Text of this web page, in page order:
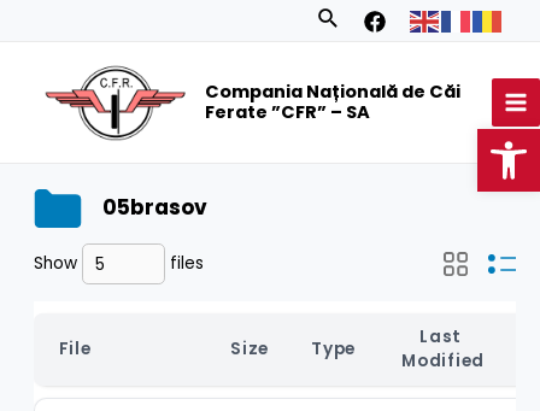
Search
Compania Națională de Căi
Ferate ”CFR” – SA
05brasov
Show files
File Size Type
Last
Modified